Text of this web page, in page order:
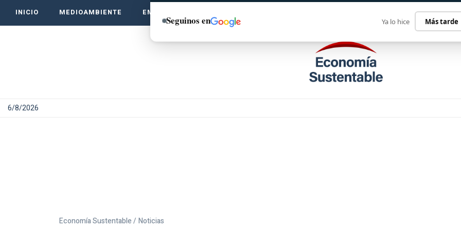
INICIO MEDIOAMBIENTE EMPRENDE VERDE
6/8/2026
Economía Sustentable / Noticias
Seguinos en Ya lo hice Más tarde